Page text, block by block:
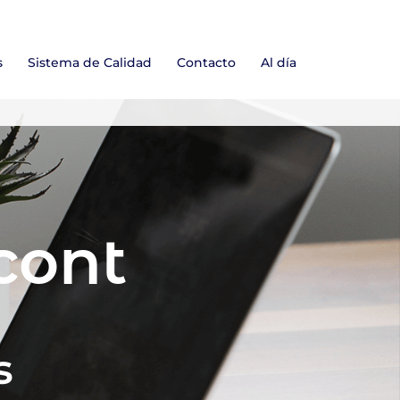
Sistema de Calidad Contacto Al día